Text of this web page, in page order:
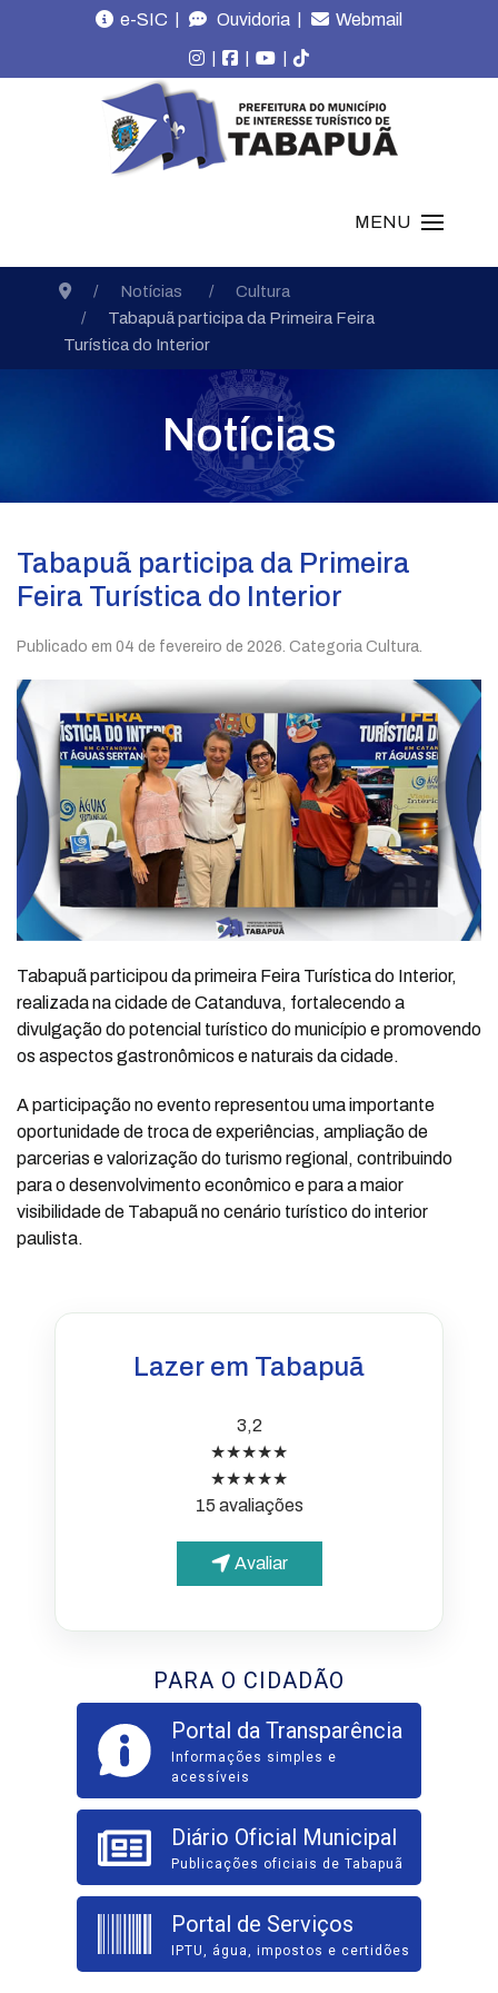
e-SIC | Ouvidoria | Webmail
| | |
MENU
Notícias
Cultura
Tabapuã participa da Primeira Feira
Turística do Interior
Notícias
Tabapuã participa da Primeira
Feira Turística do Interior
Publicado em 04 de fevereiro de 2026 . Categoria Cultura.
Tabapuã participou da primeira Feira Turística do Interior,
realizada na cidade de Catanduva, fortalecendo a
divulgação do potencial turístico do município e promovendo
os aspectos gastronômicos e naturais da cidade.
A participação no evento representou uma importante
oportunidade de troca de experiências, ampliação de
parcerias e valorização do turismo regional, contribuindo
para o desenvolvimento econômico e para a maior
visibilidade de Tabapuã no cenário turístico do interior
paulista.
Lazer em Tabapuã
3,2
★★★★★
★★★★★
15 avaliações
Avaliar
PARA O CIDADÃO
Portal da Transparência
Informações simples e
acessíveis
Diário Oficial Municipal
Publicações oficiais de Tabapuã
Portal de Serviços
IPTU, água, impostos e certidões